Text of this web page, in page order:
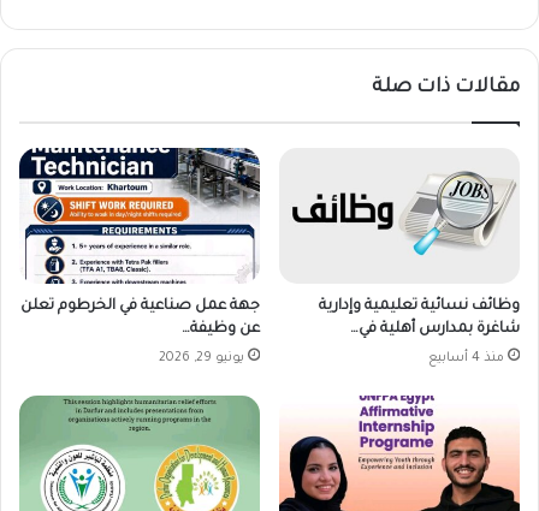
مقالات ذات صلة
وظائف نسائية تعليمية وإدارية
شاغرة بمدارس أهلية في…
منذ 4 أسابيع
جهة عمل صناعية في الخرطوم تعلن
عن وظيفة…
يونيو 29, 2026